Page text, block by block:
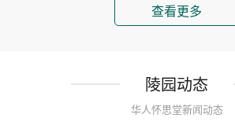
查看更多
陵园动态
华人怀思堂新闻动态